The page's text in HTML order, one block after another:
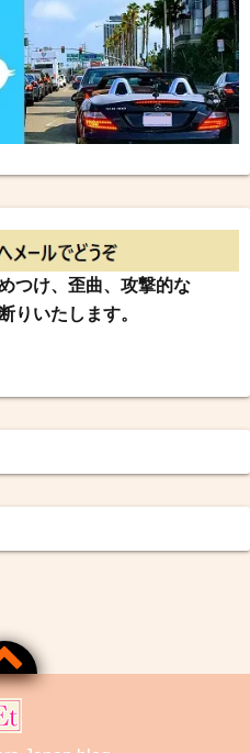
つけ、歪曲、攻撃的な
りいたします。